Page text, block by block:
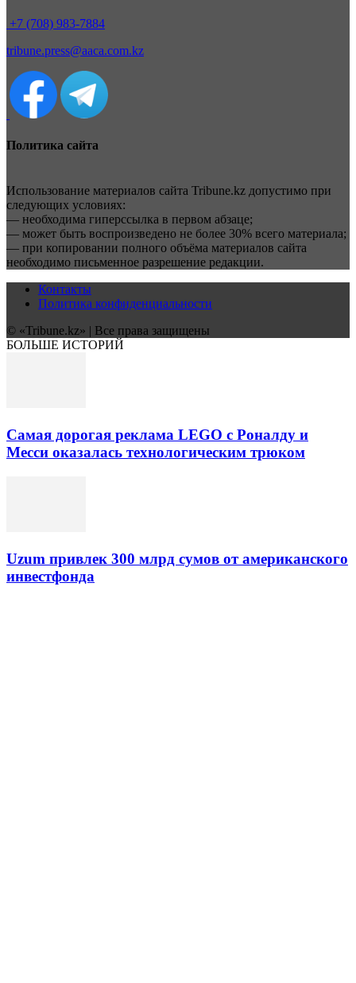
+7 (708) 983-7884
tribune.press@aaca.com.kz
Политика сайта
Использование материалов сайта Tribune.kz допустимо при
следующих условиях:
— необходима гиперссылка в первом абзаце;
— может быть воспроизведено не более 30% всего материала;
— при копировании полного объёма материалов сайта
необходимо письменное разрешение редакции.
Контакты
Политика конфиденциальности
© «Tribune.kz» | Все права защищены
БОЛЬШЕ ИСТОРИЙ
Самая дорогая реклама LEGO с Роналду и
Месси оказалась технологическим трюком
Uzum привлек 300 млрд сумов от американского
инвестфонда